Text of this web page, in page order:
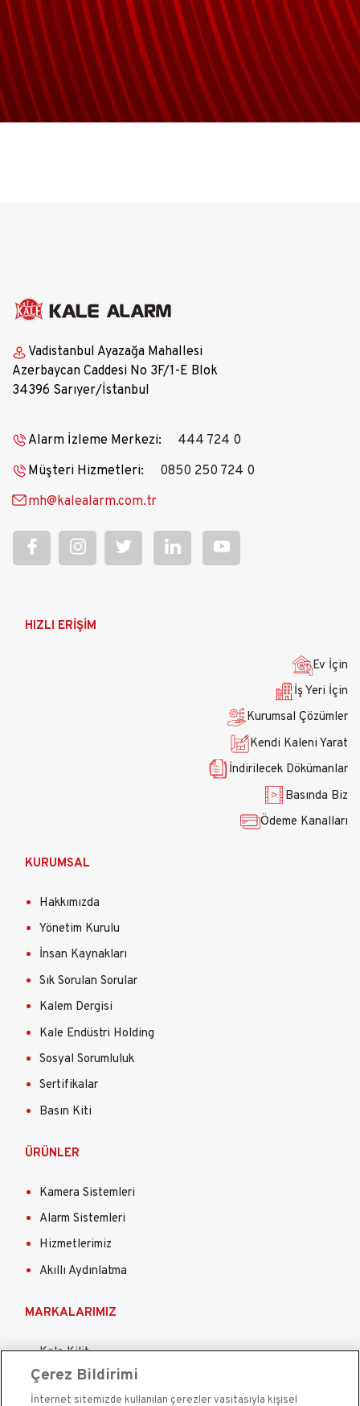
Vadistanbul Ayazağa Mahallesi
Azerbaycan Caddesi No 3F/1-E Blok
34396 Sarıyer/İstanbul
Alarm İzleme Merkezi:
444 724 0
Müşteri Hizmetleri:
0850 250 724 0
mh@kalealarm.com.tr
AnaHIZLI ERİŞİM
Ev İçin
İş Yeri İçin
Kurumsal Çözümler
Kendi Kaleni Yarat
İndirilecek Dökümanlar
Basında Biz
Ödeme Kanalları
KURUMSAL
Hakkımızda
Yönetim Kurulu
İnsan Kaynakları
Sık Sorulan Sorular
Kalem Dergisi
Kale Endüstri Holding
Sosyal Sorumluluk
Sertifikalar
Basın Kiti
ÜRÜNLER
Kamera Sistemleri
Alarm Sistemleri
Hizmetlerimiz
Akıllı Aydınlatma
MARKALARIMIZ
Kale Kilit
Kale Çelik Kapı
Çerez Bildirimi
İnternet sitemizde kullanılan çerezler vasıtasıyla kişisel